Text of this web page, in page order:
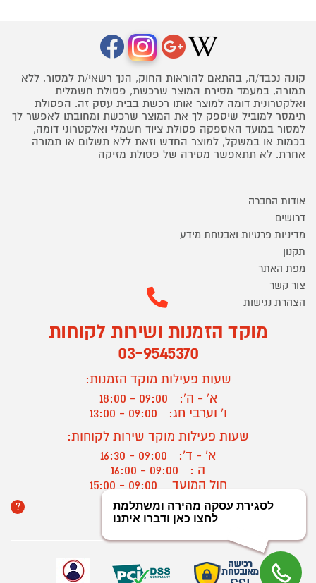
קונה נכבד/ה, בהתאם להוראות החוק, הנך רשאי/ת למסור, ללא
תמורה, במעמד מסירת המוצר שרכשת, פסולת חשמלית
ואלקטרונית דומה למוצר אותו רכשת בבית עסק זה. הפסולת
תימסר למוביל שיספק לך את המוצר שרכשת ומחובתו לאפשר לך
למסור במועד האספקה פסולת ציוד חשמלי ואלקטרוני דומה,
בכמות או במשקל, למוצר החדש וזאת ללא תשלום או תמורה
אחרת. לא תתאפשר מסירה של פסולת מזיקה
אודות החברה
דרושים
מדיניות פרטיות ואבטחת מידע
תקנון
מפת האתר
צור קשר
הצהרת נגישות
מוקד הזמנות ושירות לקוחות
03-9545370
שעות פעילות מוקד הזמנות:
א' - ה':
09:00 - 18:00
ו' וערבי חג:
09:00 - 13:00
שעות פעילות מוקד שירות לקוחות:
א' - ד':
09:00 - 16:30
ה :
09:00 - 16:00
חול המועד
? יצירת קשר/ביטול הזמנה